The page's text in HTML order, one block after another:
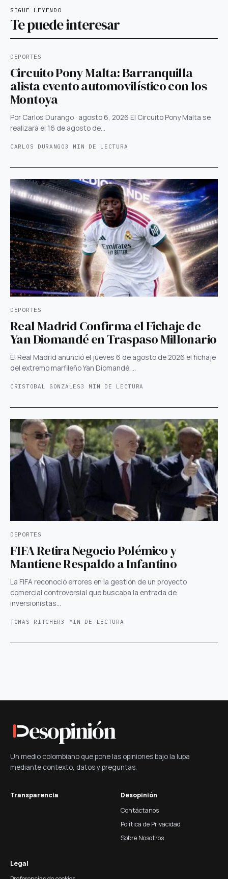
SIGUE LEYENDO
Te puede interesar
DEPORTES
Circuito Pony Malta: Barranquilla
alista evento automovilístico con los
Montoya
Por Carlos Durango · agosto 6, 2026 El Circuito Pony Malta se
realizará el 16 de agosto de…
CARLOS DURANGO3 MIN DE LECTURA
DEPORTES
Real Madrid Confirma el Fichaje de
Yan Diomandé en Traspaso Millonario
El Real Madrid anunció el jueves 6 de agosto de 2026 el fichaje
del extremo marfileño Yan Diomandé,…
CRISTOBAL GONZALES3 MIN DE LECTURA
DEPORTES
FIFA Retira Negocio Polémico y
Mantiene Respaldo a Infantino
La FIFA reconoció errores en la gestión de un proyecto
comercial controversial que buscaba la entrada de
inversionistas…
TOMAS RITCHER3 MIN DE LECTURA
esopinión
Un medio colombiano que pone las opiniones bajo la lupa
mediante contexto, datos y preguntas.
Transparencia
Desopinión
Contáctanos
Política de Privacidad
Sobre Nosotros
Legal